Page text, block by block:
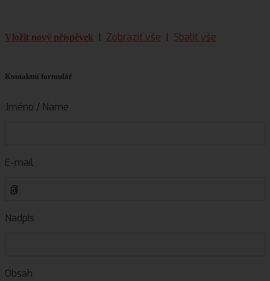
Vložit nový příspěvek | Zobrazit vše | Sbalit vše
Kontaktní formulář
Jméno / Name
E-mail
Nadpis
Obsah